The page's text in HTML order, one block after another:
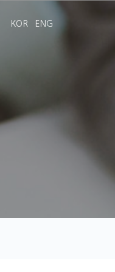
KOR ENG